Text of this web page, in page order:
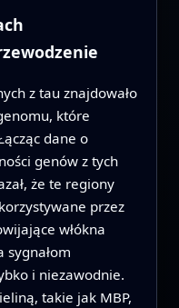
z tau znajdowało
które
dane o
genów z tych
że te regiony
przez
włókna
i niezawodnie.
takie jak MBP,